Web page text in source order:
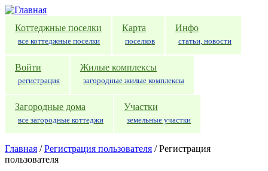
Перейти к основному содержанию
Коттеджные поселки
все коттеджные поселки
Карта
поселков
Инфо
статьи, новости
Войти
регистрация
Жилые комплексы
загородные жилые комплексы
Загородные дома
все загородные коттеджи
Участки
земельные участки
Главная / Регистрация пользователя /Регистрация
пользователя